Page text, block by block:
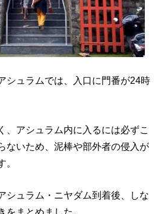
シュラムでは、入口に門番が24時
、アシュラム内に入るには必ずこ
ないため、泥棒や部外者の侵入が
。
シュラム・ニヤダム到着後、しな
をまとめました。